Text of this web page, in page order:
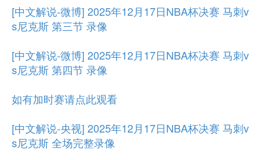
[中文解说-微博] 2025年12月17日NBA杯决赛 马刺v
s尼克斯 第三节 录像
[中文解说-微博] 2025年12月17日NBA杯决赛 马刺v
s尼克斯 第四节 录像
如有加时赛请点此观看
[中文解说-央视] 2025年12月17日NBA杯决赛 马刺v
s尼克斯 全场完整录像